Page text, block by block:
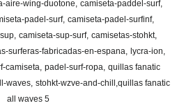
aire-wing-duotone camiseta-paddel-surf
padel-surf camiseta-padel-surfinf
camiseta-sup-surf camisetas-stohkt
surferas-fabricadas-en-espana lycra-ion
camiseta padel-surf-ropa quillas fanatic
waves stohkt-wzve-and-chill ​quillas fanatic
all waves 5